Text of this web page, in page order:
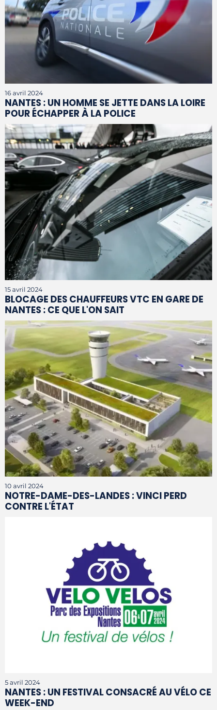
16 avril 2024
NANTES : UN HOMME SE JETTE DANS LA LOIRE
POUR ÉCHAPPER À LA POLICE
15 avril 2024
BLOCAGE DES CHAUFFEURS VTC EN GARE DE
NANTES : CE QUE L'ON SAIT
10 avril 2024
NOTRE-DAME-DES-LANDES : VINCI PERD
CONTRE L'ÉTAT
5 avril 2024
NANTES : UN FESTIVAL CONSACRÉ AU VÉLO CE
WEEK-END